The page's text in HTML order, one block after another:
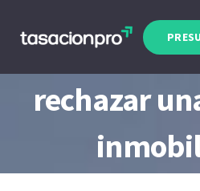
¿Puede
rechazar